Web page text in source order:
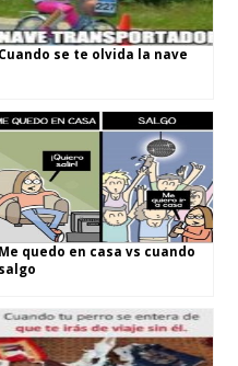
Cuando se te olvida la nave
Me quedo en casa vs cuando
salgo